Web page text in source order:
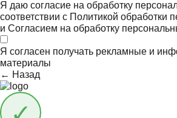
Я даю согласие на обработку
соответствии с Политикой обработки
и Согласием на обработку
Я согласен получать рекламные и
материалы
← Назад